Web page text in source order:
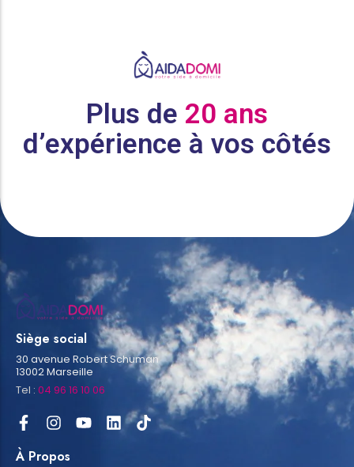
Plus de 20 ans
d’expérience à vos côtés
Siège social
30 avenue Robert Schuman
13002 Marseille
Tel : 04 96 16 10 06
À Propos